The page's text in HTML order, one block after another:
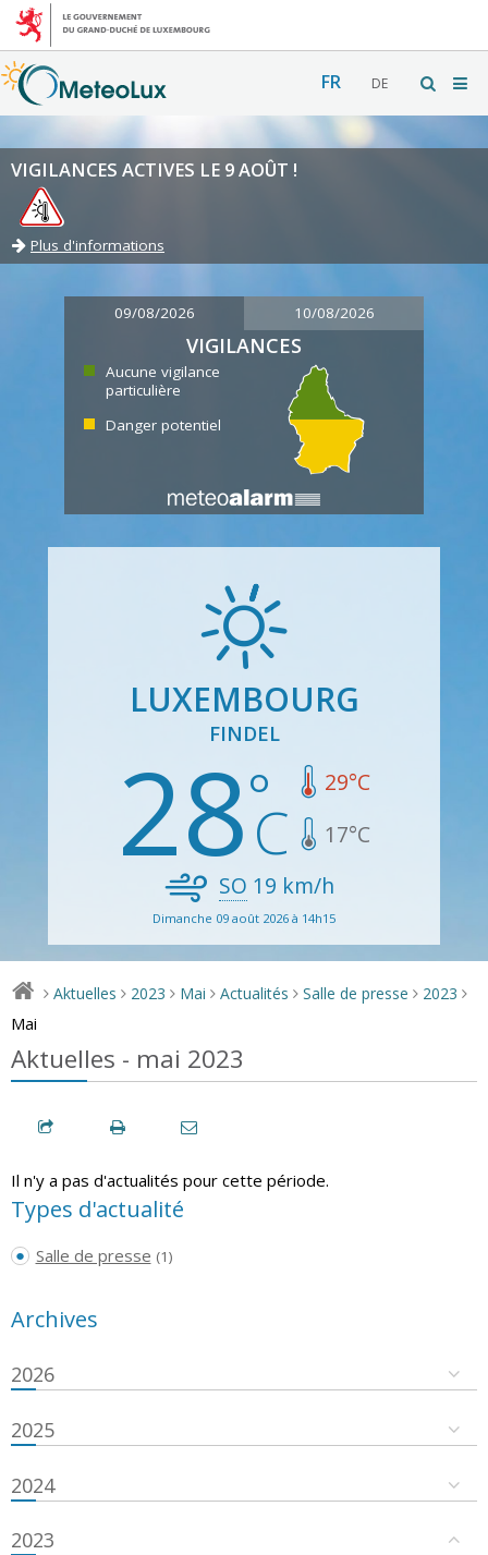
FR DE
VIGILANCES ACTIVES LE 9 AOÛT !
Plus d'informations
09/08/2026 10/08/2026
VIGILANCES
Aucune vigilance
particulière
Danger potentiel
LUXEMBOURG
FINDEL
28 29°C
17°C
SO 19 km/h
Dimanche 09 août 2026 à 14h15
> Aktuelles > 2023 > Mai > Actualités > Salle de presse > 2023 >
Mai
Aktuelles - mai 2023
Il n'y a pas d'actualités pour cette période.
Types d'actualité
Salle de presse (1)
Archives
2026
2025
2024
2023